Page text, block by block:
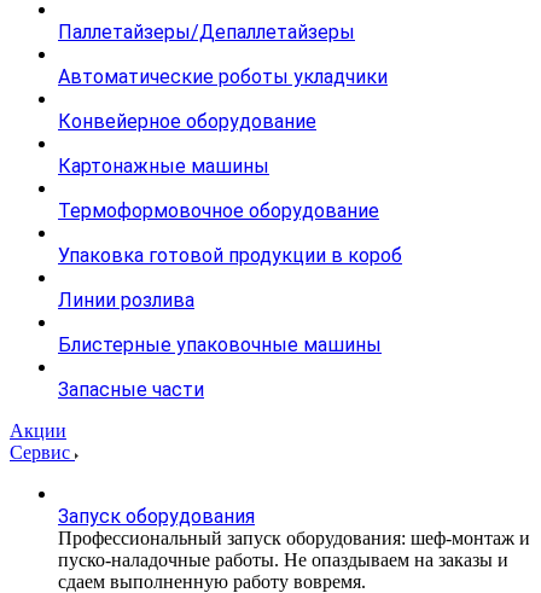
Паллетайзеры/Депаллетайзеры
Автоматические роботы укладчики
Конвейерное оборудование
Картонажные машины
Термоформовочное оборудование
Упаковка готовой продукции в короб
Линии розлива
Блистерные упаковочные машины
Запасные части
Акции
Сервис
Запуск оборудования
Профессиональный запуск оборудования: шеф-монтаж и
пуско-наладочные работы. Не опаздываем на заказы и
сдаем выполненную работу вовремя.